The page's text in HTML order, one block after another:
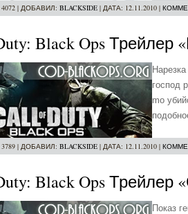
| ДОБАВИЛ: BLACKSIDE | ДАТА: 12.11.2010 |
Black Ops Трейлер
господ
mo
| ДОБАВИЛ: BLACKSIDE | ДАТА: 12.11.2010 |
Black Ops Трейлер
Показ